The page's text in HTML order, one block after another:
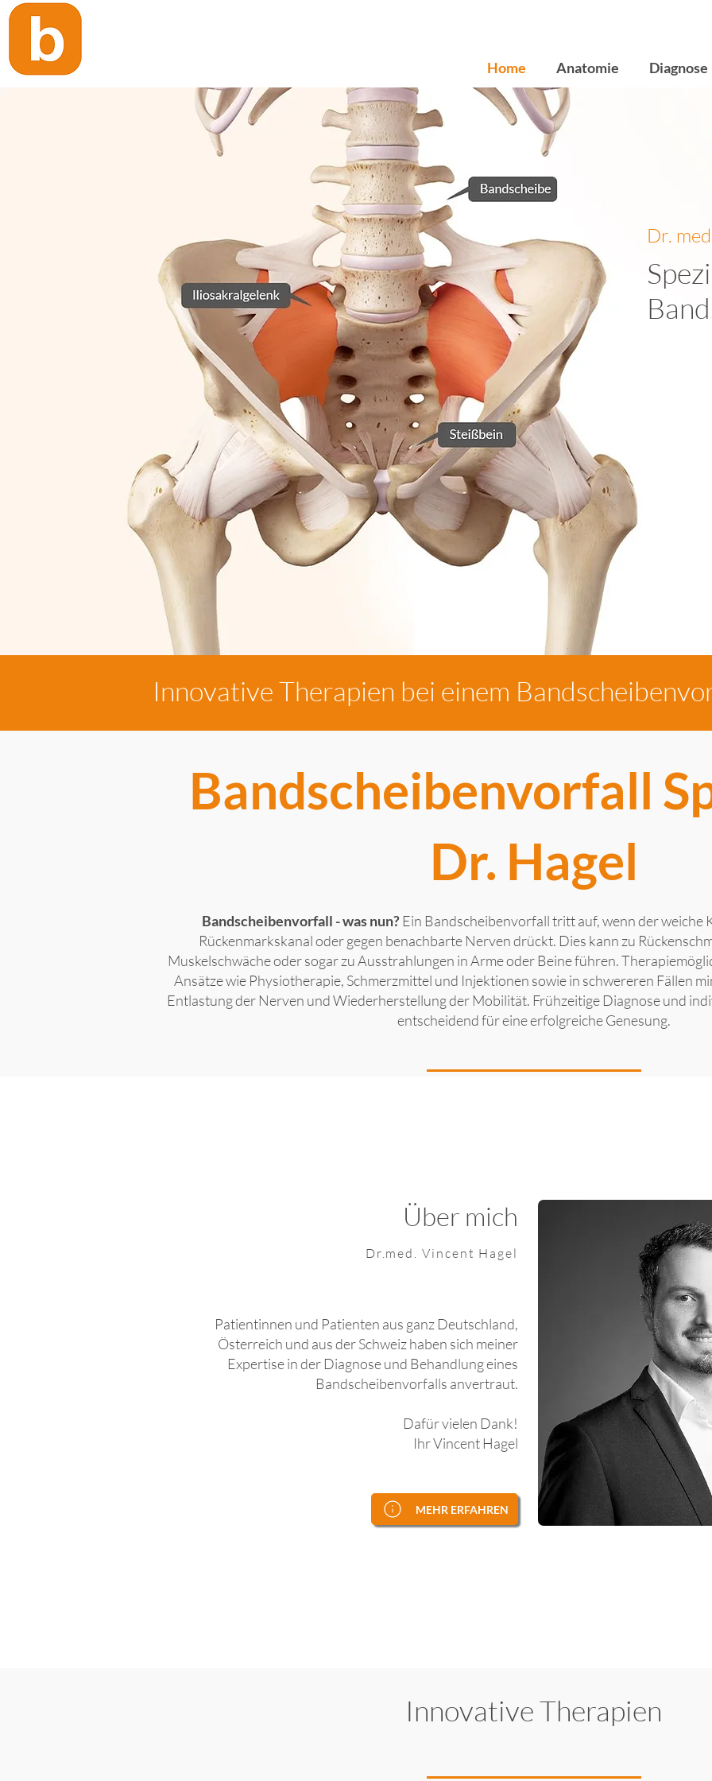
Home Anatomie Diagnose
Dr.
Innovative Therapien bei einem
Bandscheibenvorfall
Dr. Hagel
Bandscheibenvorfall - was nun? Ein Bandscheibenvorfall tritt auf, wenn der weiche
Rückenmarkskanal oder gegen benachbarte Nerven drückt. Dies kann zu
Muskelschwäche oder sogar zu Ausstrahlungen in Arme oder Beine führen.
Ansätze wie Physiotherapie, Schmerzmittel und Injektionen sowie in schwereren Fällen
Entlastung der Nerven und Wiederherstellung der Mobilität. Frühzeitige Diagnose und
entscheidend für eine erfolgreiche Genesung.
Über mich
Dr.med. Vincent Hagel
Patientinnen und Patienten aus ganz Deutschland,
Österreich und aus der Schweiz haben sich meiner
Expertise in der Diagnose und Behandlung eines
Bandscheibenvorfalls anvertraut.
Dafür vielen Dank!
Ihr Vincent Hagel
MEHR ERFAHREN
Innovative Therapien